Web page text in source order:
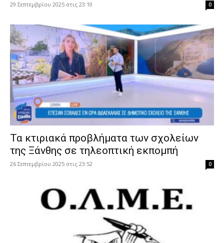
29 Σεπτεμβρίου 2025 στις 23:10 0
Τα κτιριακά προβλήματα των σχολείων
της Ξάνθης σε τηλεοπτική εκπομπή
26 Σεπτεμβρίου 2025 στις 23:52 0